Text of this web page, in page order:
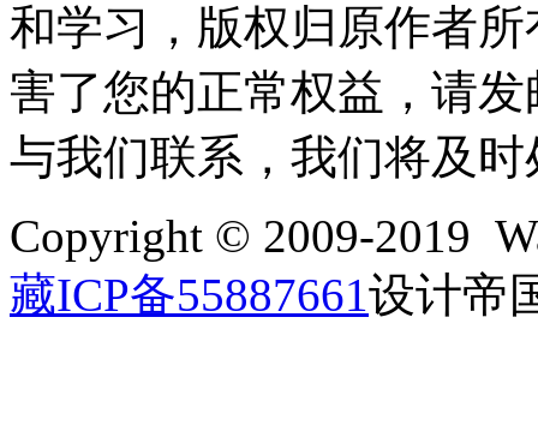
和学习，版权归原作者
害了您的正常权益，请发
与我们联系，我们将及时
Copyright © 2009-2019
藏ICP备55887661设计帝